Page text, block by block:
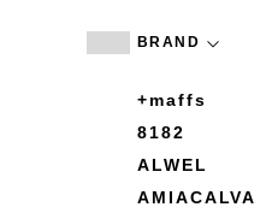
BRAND
+maffs
8182
ALWEL
AMIACALVA